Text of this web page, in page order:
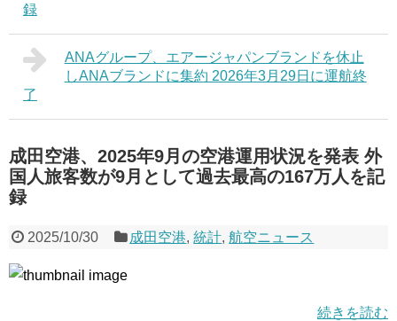
録
ANAグループ、エアージャパンブランドを休止
しANAブランドに集約 2026年3月29日に運航終
了
成田空港、2025年9月の空港運用状況を発表 外
国人旅客数が9月として過去最高の167万人を記
録
2025/10/30 成田空港,統計,航空ニュース
続きを読む